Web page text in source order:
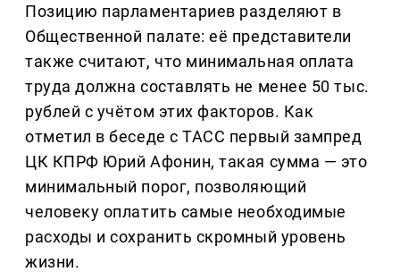
Позицию парламентариев разделяют в
Общественной палате: её представители
также считают, что минимальная оплата
труда должна составлять не менее 50 тыс.
рублей с учётом этих факторов. Как
отметил в беседе с ТАСС первый зампред
ЦК КПРФ Юрий Афонин, такая сумма — это
минимальный порог, позволяющий
человеку оплатить самые необходимые
расходы и сохранить скромный уровень
жизни.